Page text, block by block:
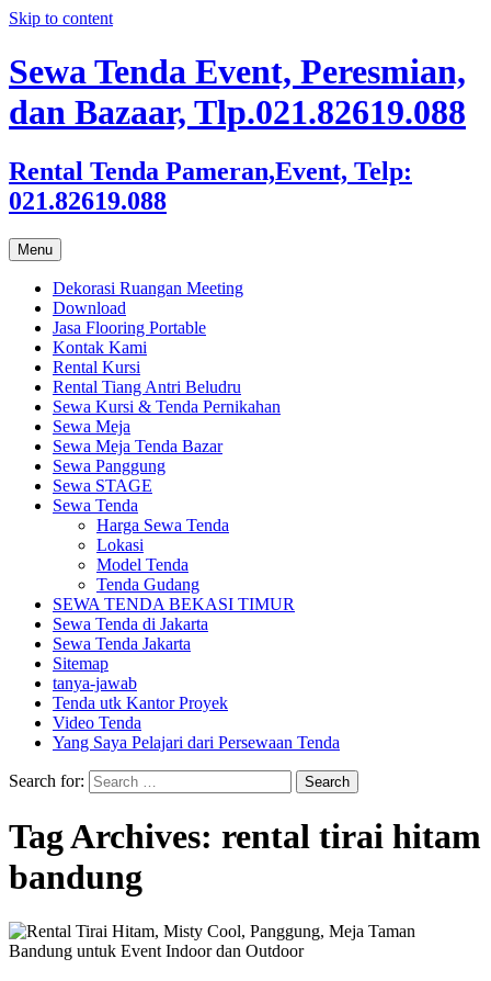
Skip to content
Sewa Tenda Event, Peresmian,
dan Bazaar, Tlp.021.82619.088
Rental Tenda Pameran,Event, Telp:
021.82619.088
Menu
Dekorasi Ruangan Meeting
Download
Jasa Flooring Portable
Kontak Kami
Rental Kursi
Rental Tiang Antri Beludru
Sewa Kursi & Tenda Pernikahan
Sewa Meja
Sewa Meja Tenda Bazar
Sewa Panggung
Sewa STAGE
Sewa Tenda
Harga Sewa Tenda
Lokasi
Model Tenda
Tenda Gudang
SEWA TENDA BEKASI TIMUR
Sewa Tenda di Jakarta
Sewa Tenda Jakarta
Sitemap
tanya-jawab
Tenda utk Kantor Proyek
Video Tenda
Yang Saya Pelajari dari Persewaan Tenda
Search for:
Tag Archives: rental tirai hitam
bandung